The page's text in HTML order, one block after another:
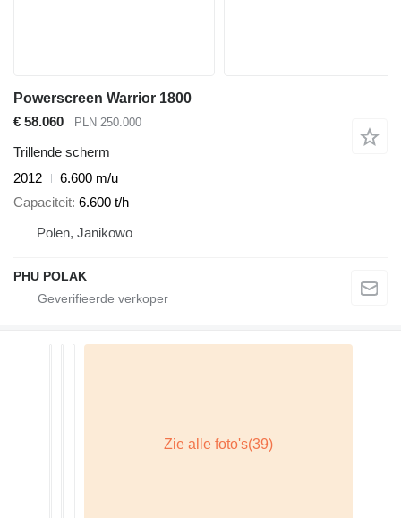
Powerscreen Warrior 1800
€ 58.060
PLN 250.000
Trillende scherm
2012
6.600 m/u
Capaciteit 6.600 t/h
Polen, Janikowo
PHU POLAK